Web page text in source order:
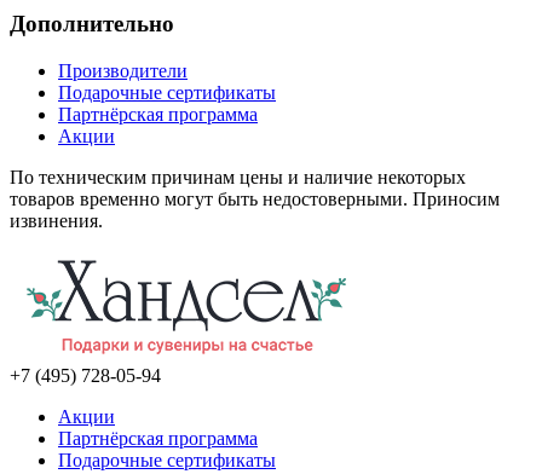
Дополнительно
Производители
Подарочные сертификаты
Партнёрская программа
Акции
По техническим причинам цены и наличие некоторых
товаров временно могут быть недостоверными. Приносим
извинения.
+7 (495) 728-05-94
Акции
Партнёрская программа
Подарочные сертификаты